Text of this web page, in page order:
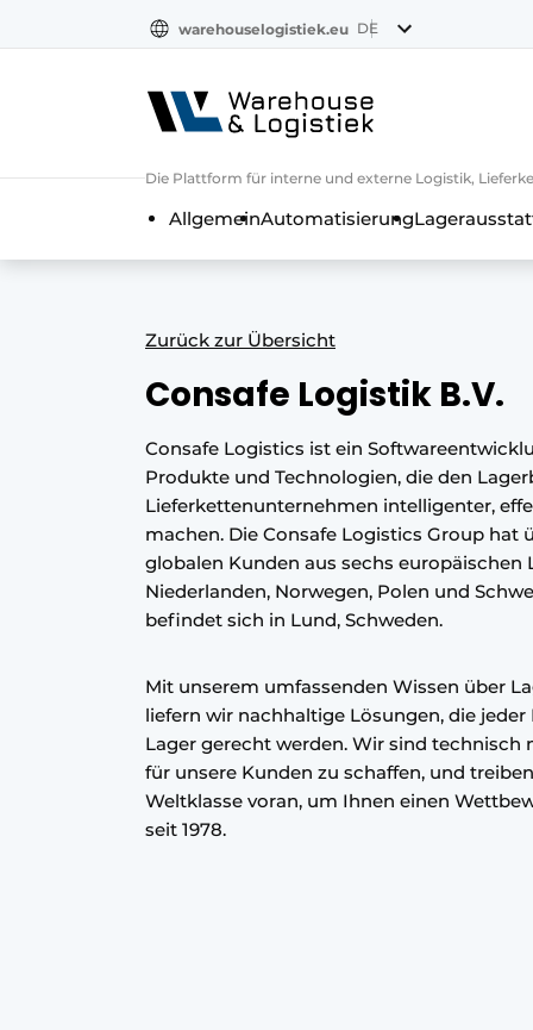
warehouselogistiek.eu DE
Die Plattform für interne und externe Logistik,
AllgemeinAutomatisierung
Zurück zur Übersicht
Consafe Logistik B.V.
Consafe Logistics ist ein
Produkte und Technologien, die den
Lieferkettenunternehmen intelligenter,
machen. Die Consafe Logistics Group hat
globalen Kunden aus sechs europäischen
Niederlanden, Norwegen, Polen und
befindet sich in Lund, Schweden.
Mit unserem umfassenden Wissen über
liefern wir nachhaltige Lösungen, die
Lager gerecht werden. Wir sind technisch
für unsere Kunden zu schaffen, und
Weltklasse voran, um Ihnen einen
seit 1978.